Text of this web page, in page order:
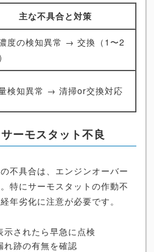
主な不具合と対策
度の検知異常 → 交換（1〜2
検知異常 → 清掃or交換対応
ーモスタット不良
不具合は、エンジンオーバー
特にサーモスタットの作動不
年劣化に注意が必要です。
されたら早急に点検
れ跡の有無を確認